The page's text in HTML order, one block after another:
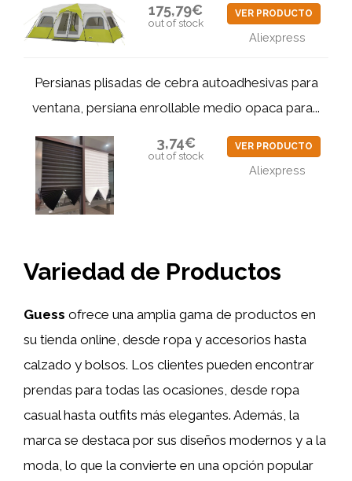
175,79€
out of stock
VER PRODUCTO
Aliexpress
Persianas plisadas de cebra autoadhesivas para
ventana, persiana enrollable medio opaca para...
3,74€
out of stock
VER PRODUCTO
Aliexpress
Variedad de Productos
Guess ofrece una amplia gama de productos en
su tienda online, desde ropa y accesorios hasta
calzado y bolsos. Los clientes pueden encontrar
prendas para todas las ocasiones, desde ropa
casual hasta outfits más elegantes. Además, la
marca se destaca por sus diseños modernos y a la
moda, lo que la convierte en una opción popular